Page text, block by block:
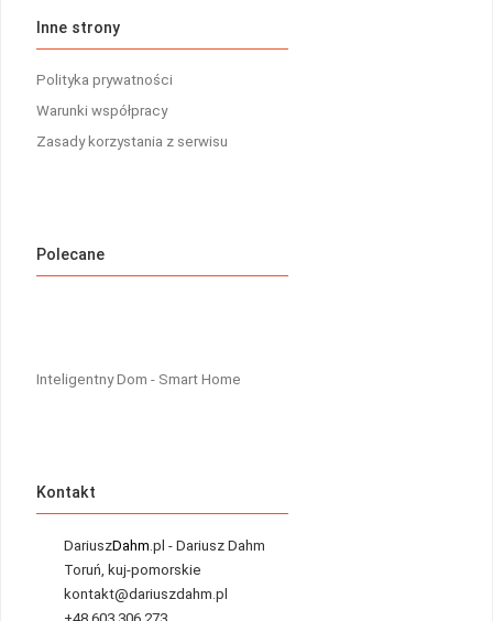
Inne strony
Polityka prywatności
Warunki współpracy
Zasady korzystania z serwisu
Polecane
Inteligentny Dom - Smart Home
Kontakt
DariuszDahm .pl - Dariusz Dahm
Toruń, kuj-pomorskie
kontakt@dariuszdahm.pl